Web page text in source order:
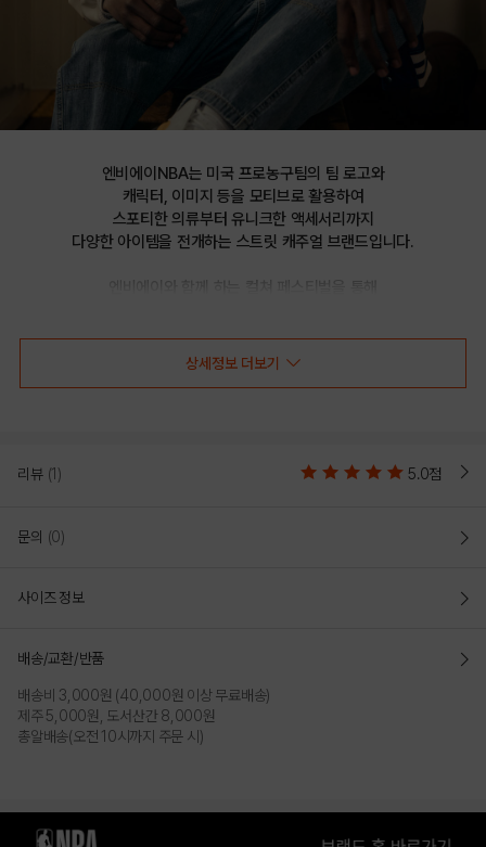
엔비에이NBA는 미국 프로농구팀의 팀 로고와
캐릭터, 이미지 등을 모티브로 활용하여
스포티한 의류부터 유니크한 액세서리까지
다양한 아이템을 전개하는 스트릿 캐주얼 브랜드입니다.
OVER(N225AP432P)
상세정보 더보기
리뷰 (1) 5.0점
문의 (0)
사이즈 정보
배송/교환/반품
배송비 3,000원 (40,000원 이상 무료배송)
제주 5,000원, 도서산간 8,000원
총알배송(오전 10시까지 주문 시)